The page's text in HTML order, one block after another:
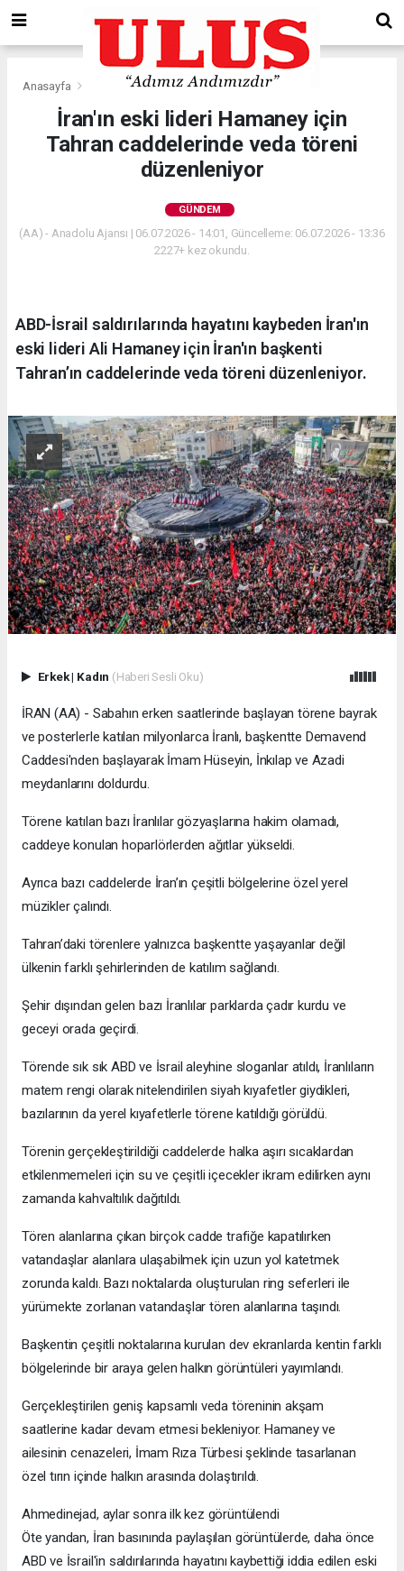
Anasayfa Gündem
İran'ın eski lideri Hamaney için
Tahran caddelerinde veda töreni
düzenleniyor
GÜNDEM
(AA) - Anadolu Ajansı | 06.07.2026 - 14:01, Güncelleme: 06.07.2026 - 13:36
2227+ kez okundu.
ABD-İsrail saldırılarında hayatını kaybeden İran'ın
eski lideri Ali Hamaney için İran'ın başkenti
Tahran’ın caddelerinde veda töreni düzenleniyor.
Erkek| Kadın (Haberi Sesli Oku)
İRAN (AA) - Sabahın erken saatlerinde başlayan törene bayrak
ve posterlerle katılan milyonlarca İranlı, başkentte Demavend
Caddesi'nden başlayarak İmam Hüseyin, İnkılap ve Azadi
meydanlarını doldurdu.
Törene katılan bazı İranlılar gözyaşlarına hakim olamadı,
caddeye konulan hoparlörlerden ağıtlar yükseldi.
Ayrıca bazı caddelerde İran’ın çeşitli bölgelerine özel yerel
müzikler çalındı.
Tahran’daki törenlere yalnızca başkentte yaşayanlar değil
ülkenin farklı şehirlerinden de katılım sağlandı.
Şehir dışından gelen bazı İranlılar parklarda çadır kurdu ve
geceyi orada geçirdi.
Törende sık sık ABD ve İsrail aleyhine sloganlar atıldı, İranlıların
matem rengi olarak nitelendirilen siyah kıyafetler giydikleri,
bazılarının da yerel kıyafetlerle törene katıldığı görüldü.
Törenin gerçekleştirildiği caddelerde halka aşırı sıcaklardan
etkilenmemeleri için su ve çeşitli içecekler ikram edilirken aynı
zamanda kahvaltılık dağıtıldı.
Tören alanlarına çıkan birçok cadde trafiğe kapatılırken
vatandaşlar alanlara ulaşabilmek için uzun yol katetmek
zorunda kaldı. Bazı noktalarda oluşturulan ring seferleri ile
yürümekte zorlanan vatandaşlar tören alanlarına taşındı.
Başkentin çeşitli noktalarına kurulan dev ekranlarda kentin farklı
bölgelerinde bir araya gelen halkın görüntüleri yayımlandı.
Gerçekleştirilen geniş kapsamlı veda töreninin akşam
saatlerine kadar devam etmesi bekleniyor. Hamaney ve
ailesinin cenazeleri, İmam Rıza Türbesi şeklinde tasarlanan
özel tırın içinde halkın arasında dolaştırıldı.
Ahmedinejad, aylar sonra ilk kez görüntülendi
Öte yandan, İran basınında paylaşılan görüntülerde, daha önce
ABD ve İsrail'in saldırılarında hayatını kaybettiği iddia edilen eski